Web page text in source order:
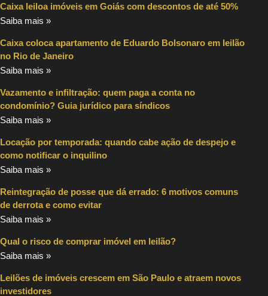
Caixa leiloa imóveis em Goiás com descontos de até 50%
Saiba mais »
Caixa coloca apartamento de Eduardo Bolsonaro em leilão
no Rio de Janeiro
Saiba mais »
Vazamento e infiltração: quem paga a conta no
condomínio? Guia jurídico para síndicos
Saiba mais »
Locação por temporada: quando cabe ação de despejo e
como notificar o inquilino
Saiba mais »
Reintegração de posse que dá errado: 6 motivos comuns
de derrota e como evitar
Saiba mais »
Qual o risco de comprar imóvel em leilão?
Saiba mais »
Leilões de imóveis crescem em São Paulo e atraem novos
investidores